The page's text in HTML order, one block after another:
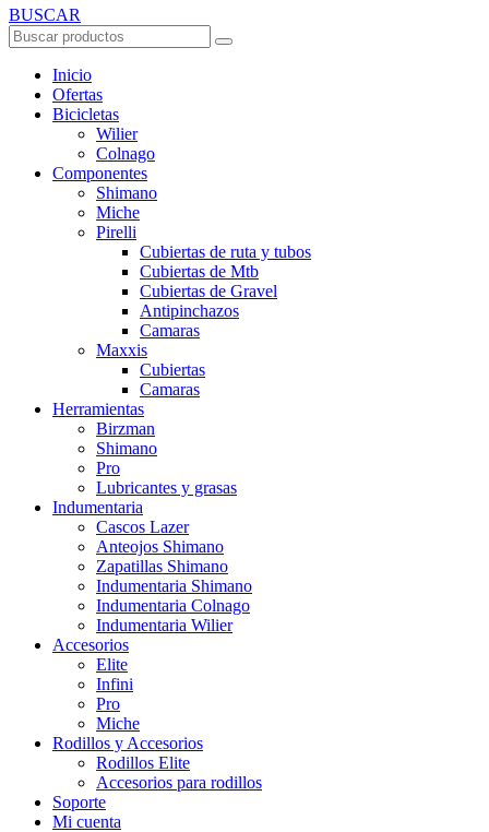
BUSCAR
Inicio
Ofertas
Bicicletas
Wilier
Colnago
Componentes
Shimano
Miche
Pirelli
Cubiertas de ruta y tubos
Cubiertas de Mtb
Cubiertas de Gravel
Antipinchazos
Camaras
Maxxis
Cubiertas
Camaras
Herramientas
Birzman
Shimano
Pro
Lubricantes y grasas
Indumentaria
Cascos Lazer
Anteojos Shimano
Zapatillas Shimano
Indumentaria Shimano
Indumentaria Colnago
Indumentaria Wilier
Accesorios
Elite
Infini
Pro
Miche
Rodillos y Accesorios
Rodillos Elite
Accesorios para rodillos
Soporte
Mi cuenta